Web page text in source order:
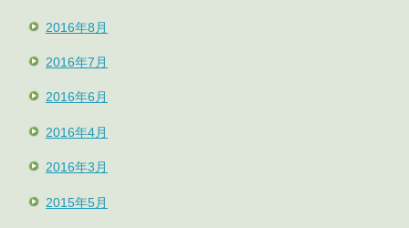
2016年8月
2016年7月
2016年6月
2016年4月
2016年3月
2015年5月